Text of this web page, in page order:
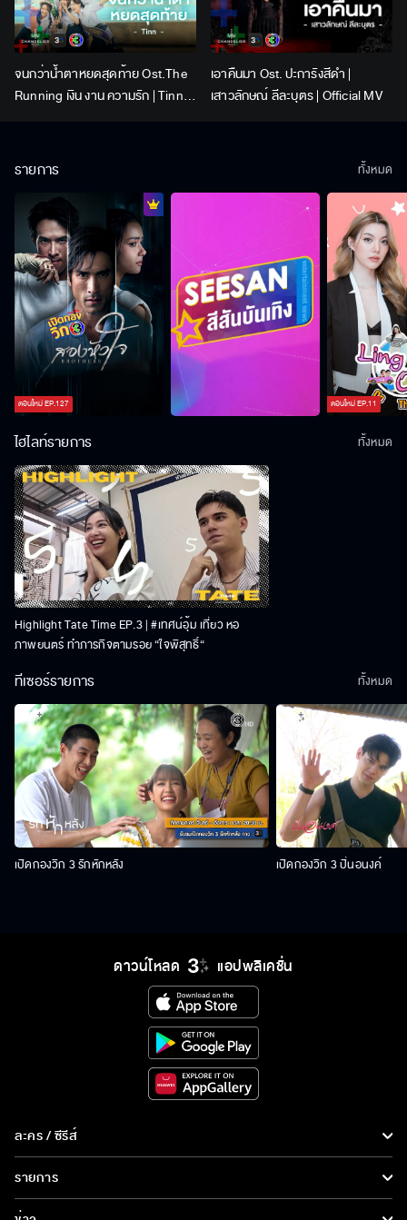
จนกว่าน้ำตาหยดสุดท้าย Ost.The
Running เงิน งาน ความรัก | Tinn |
เอาคืนมา Ost. ปะการังสีดำ |
เสาวลักษณ์ ลีละบุตร | Official MV
รายการ
ตอนใหม่EP.127 ตอนใหม่EP.11
ทั้งหมด
ไฮไลท์รายการ
Highlight Tate Time EP.3 | #เทศน์อุ้ม เที่ยว หอ
ภาพยนตร์ ทำภารกิจตามรอย “ใจพิสุทธิ์“
ทั้งหมด
ทีเซอร์รายการ
เปิดกองวิก 3 รักหักหลัง เปิดกองวิก 3 ปิ่นอนงค์
ทั้งหมด
ดาวน์โหลด แอปพลิเคชั่น
ละคร / ซีรีส์
ละคร/ซีรีส์
ซีรีส์นานาชาติ
รายการ
รายการทั้งหมด